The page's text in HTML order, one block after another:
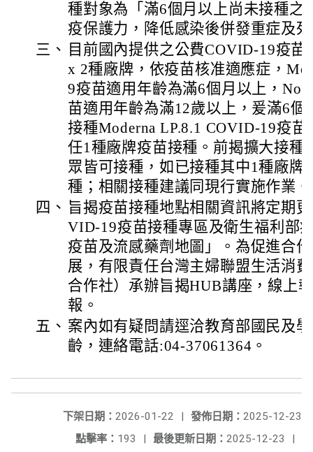
種對象為「滿6個月以上尚未接種之
疫保護力，降低感染後併發重症及
三、
目前國內提供之公費COVID-19疫苗
x 2種廠牌，依疫苗核准適應症，
9疫苗適用年齡為滿6個月以上，
苗適用年齡為滿12歲以上，爰滿6個
接種Moderna LP.8.1 COVID-19疫
任1種廠牌疫苗接種。前揭擴大接種
眾皆可接種，如已接種其中1種廠牌
種；相關接種建議同現行實施作業。
四、 旨揭疫苗接種地點相關資訊將定期
VID-19疫苗接種專區及衛生福利部
疫苗及流感藥劑地圖」。為促進合
展，有限責任台灣主婦聯盟生活消
合作社）承辦旨揭HUB講座，線上
報。
五、 案內如有疑問請逕洽教育部國民及
齡，連絡電話:04-37061364。
發佈日期： 2025-12-23
下架日期： 2026-01-22
|
最後更新日期： 2025-12-23 |
點擊率： 193 |